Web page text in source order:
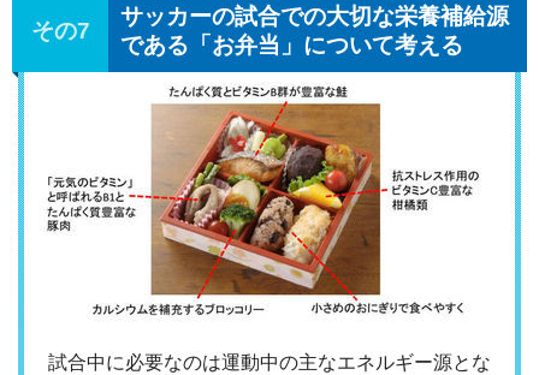
サッカーの試合での大切な栄養補給源
である「お弁当」について考える
試合中に必要なのは運動中の主なエネルギー源とな